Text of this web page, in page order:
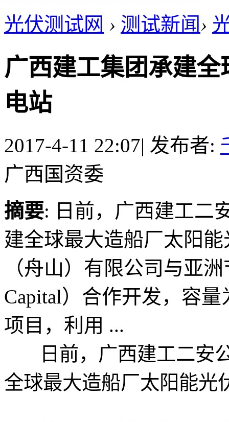
光伏测试网 › 测试新闻›
广西建工集团承建
电站
2017-4-11 22:07| 发布者:
广西国资委
摘要: 日前，广西建工二
建全球最大造船厂太阳
（舟山）有限公司与亚
Capital）合作开发，容
项目，利用 ...
日前，广西建工二安公
全球最大造船厂太阳能光